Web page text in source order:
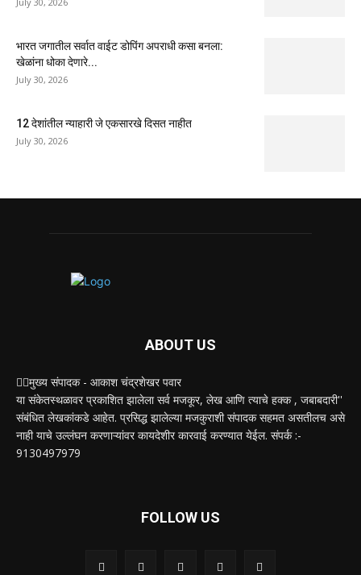
भारत जगातील सर्वात वाईट डोपिंग अपराधी कसा बनला:
खेळांना धोका देणारे...
July 30, 2026
12 देशांतील न्याहारी जे एकसारखे दिसत नाहीत
July 30, 2026
ABOUT US
✍🏻मुख्य संपादक - आकाश चंद्रशेखर पवार
या संकेतस्थळावर प्रकाशित झालेला सर्व मजकूर, लेख आणि त्याचे हक्क , जबाबदारी''
संबंधित लेखकांकडे आहेत. प्रसिद्ध झालेल्या मजकुराशी संपादक सहमत असतीलच असे
नाही याचे उल्लंघन करणाऱ्यांवर कायदेशीर कारवाई करण्यात येईल. संपर्क :-
9130497979
FOLLOW US